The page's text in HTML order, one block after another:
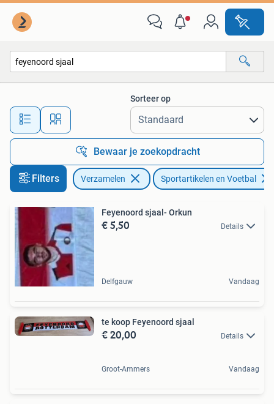
Alle afstanden…
Sorteer op
Bewaar je zoekopdracht
Filters Verzamelen Sportartikelen en Voetbal
Feyenoord sjaal- Orkun
€ 5,50 Details
Delfgauw Vandaag
te koop Feyenoord sjaal
€ 20,00 Details
Groot-Ammers Vandaag